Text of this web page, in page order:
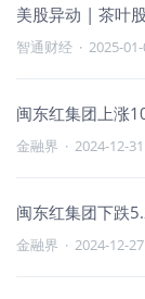
美股异动 | 茶叶
智通财经 · 2025-
闽东红集团上涨
金融界 · 2024-12-31
闽东红集团下跌
金融界 · 2024-12-27